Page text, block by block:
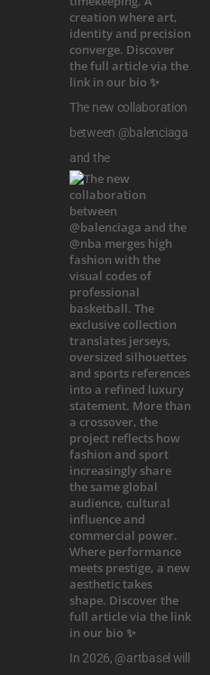
The new collaboration
between @balenciaga
and the
In 2026, @artbasel will